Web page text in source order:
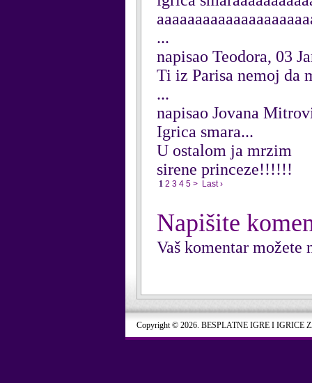
...
napisao Teodora, 03
Ti iz Parisa nemoj da
...
napisao Jovana
Igrica smara...
U ostalom ja mrzim
sirene princeze!!!!!!
1 2 3 4 5 > Last ›
Napišite
Vaš komentar možete
Copyright © 2026. BESPLATNE IGRE I IGRICE